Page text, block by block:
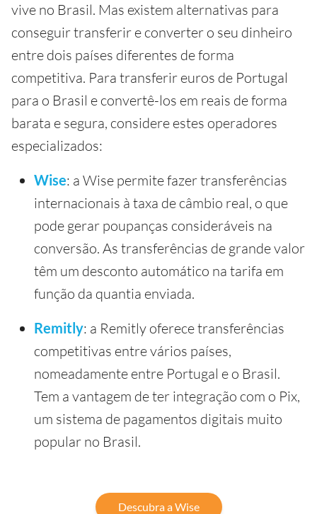
vive no Brasil. Mas existem alternativas para
conseguir transferir e converter o seu dinheiro
entre dois países diferentes de forma
competitiva. Para transferir euros de Portugal
para o Brasil e convertê-los em reais de forma
barata e segura, considere estes operadores
especializados:
Wise: a Wise permite fazer transferências
internacionais à taxa de câmbio real, o que
pode gerar poupanças consideráveis na
conversão. As transferências de grande valor
têm um desconto automático na tarifa em
função da quantia enviada.
Remitly: a Remitly oferece transferências
competitivas entre vários países,
nomeadamente entre Portugal e o Brasil.
Tem a vantagem de ter integração com o Pix,
um sistema de pagamentos digitais muito
popular no Brasil.
Descubra a Wise